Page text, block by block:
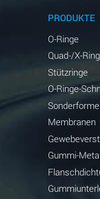
PRODUKTE
O-Ringe
Quad-/X-
Stützringe
O-Ringe-
Membranen
Gummi-